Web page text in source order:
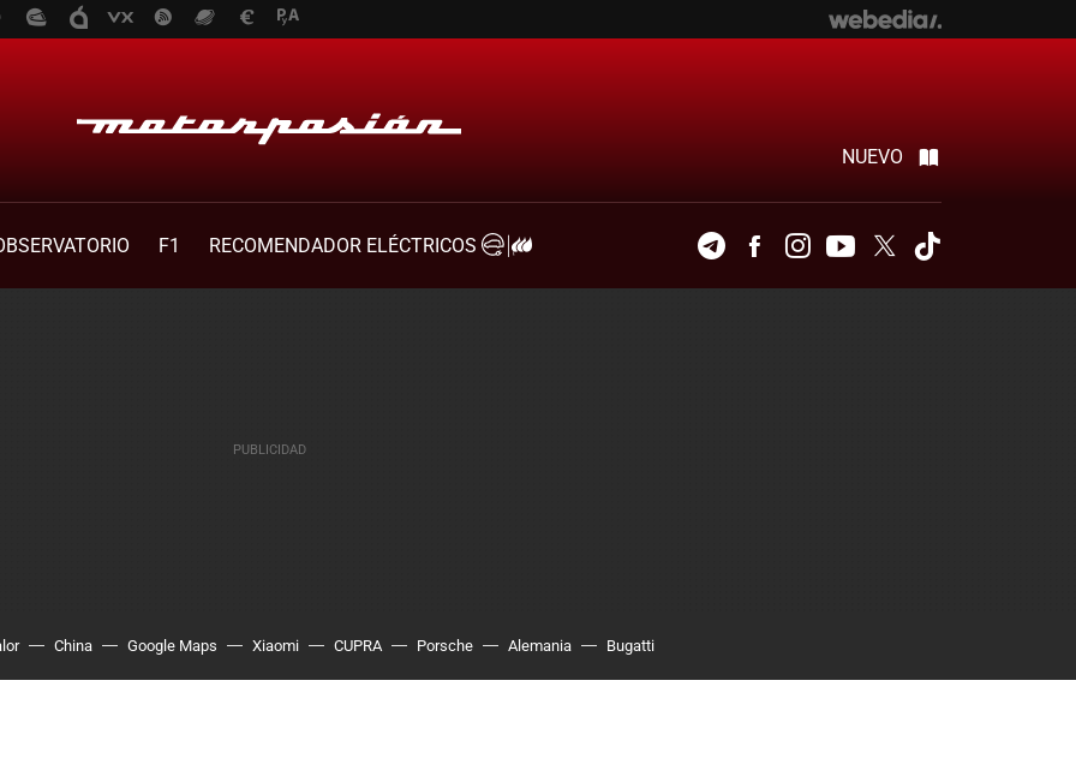
NUEVO
F1 RECOMENDADOR ELÉCTRICOS TelegramFacebookInstagramYoutubeTwitter
China Google Maps Xiaomi CUPRA Porsche Alemania Bugatti